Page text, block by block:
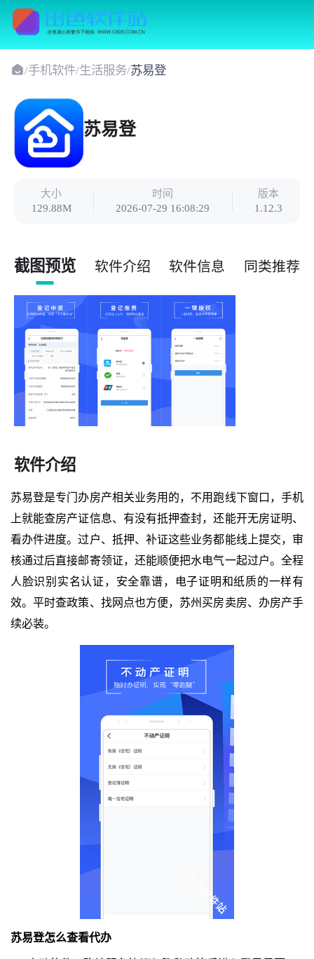
/手机软件/生活服务/苏易登
苏易登
大小
129.88M
时间
2026-07-29 16:08:29
版本
1.12.3
截图预览 软件介绍 软件信息 同类推荐
软件介绍
苏易登是专门办房产相关业务用的，不用跑线下窗口，手机
上就能查房产证信息、有没有抵押查封，还能开无房证明、
看办件进度。过户、抵押、补证这些业务都能线上提交，审
核通过后直接邮寄领证，还能顺便把水电气一起过户。全程
人脸识别实名认证，安全靠谱，电子证明和纸质的一样有
效。平时查政策、找网点也方便，苏州买房卖房、办房产手
续必装。
苏易登怎么查看代办